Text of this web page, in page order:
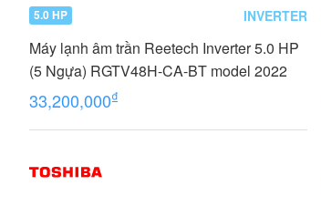
5.0 HP INVERTER
Máy lạnh âm trần Reetech Inverter 5.0 HP
(5 Ngựa) RGTV48H-CA-BT model 2022
33,200,000₫